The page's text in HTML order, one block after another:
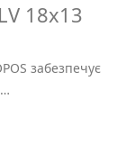
18х13
забезпечує